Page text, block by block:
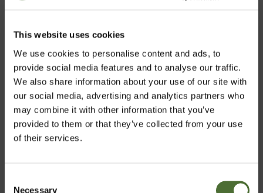
This website uses cookies
We use cookies to personalise content and ads, to
provide social media features and to analyse our traffic.
We also share information about your use of our site with
our social media, advertising and analytics partners who
may combine it with other information that you’ve
provided to them or that they’ve collected from your use
of their services.
Necessary
Hydrating Serum
(rasvaiselle ja
sekaiholle)
Insta-Lift Eye Gel
(kaikille ihotyypeille)